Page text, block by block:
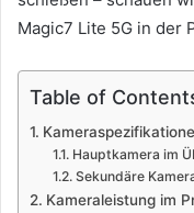
Magic7 Lite 5G in der
Table of
Hauptkamera im
Sekundäre
Kameraleistung im